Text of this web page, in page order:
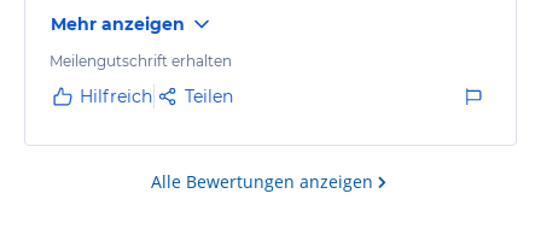
Nachttisch vorfindet.
Mehr anzeigen
Meilengutschrift erhalten
Hilfreich Teilen
Alle Bewertungen anzeigen